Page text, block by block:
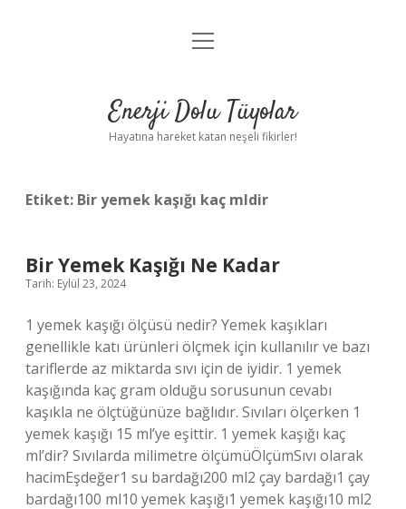
Anasayfa
Yasal Uyarı
menüyü
Enerji Dolu Tüyolar
Hayatına hareket katan neşeli fikirler!
Etiket: Bir yemek kaşığı kaç mldir
Bir Yemek Kaşığı Ne Kadar
Tarih: Eylül 23, 2024
1 yemek kaşığı ölçüsü nedir? Yemek kaşıkları
genellikle katı ürünleri ölçmek için kullanılır ve bazı
tariflerde az miktarda sıvı için de iyidir. 1 yemek
kaşığında kaç gram olduğu sorusunun cevabı
kaşıkla ne ölçtüğünüze bağlıdır. Sıvıları ölçerken 1
yemek kaşığı 15 ml’ye eşittir. 1 yemek kaşığı kaç
ml’dir? Sıvılarda milimetre ölçümüÖlçümSıvı olarak
hacimEşdeğer1 su bardağı200 ml2 çay bardağı1 çay
bardağı100 ml10 yemek kaşığı1 yemek kaşığı10 ml2